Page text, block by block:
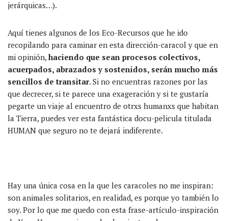
jerárquicas…).
Aquí tienes algunos de los Eco-Recursos que he ido
recopilando para caminar en esta dirección-caracol y que en
mi opinión, haciendo que sean procesos colectivos,
acuerpados, abrazados y sostenidos, serán mucho más
sencillos de transitar. Si no encuentras razones por las
que decrecer, si te parece una exageración y si te gustaría
pegarte un viaje al encuentro de otrxs humanxs que habitan
la Tierra, puedes ver esta fantástica docu-pelicula titulada
HUMAN que seguro no te dejará indiferente.
Hay una única cosa en la que les caracoles no me inspiran:
son animales solitarios, en realidad, es porque yo también lo
soy. Por lo que me quedo con esta frase-artículo-inspiración